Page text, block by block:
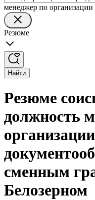
менеджер по организации
Резюме
Найти
Резюме
должность
организации
сменным
Белозерном